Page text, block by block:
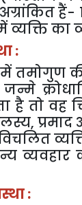
अग्रांकित हैं-
व्यक्तिका
:
में तमोगुण
जन्मे
है तो वह
,प्रमाद
व्यवहार
: